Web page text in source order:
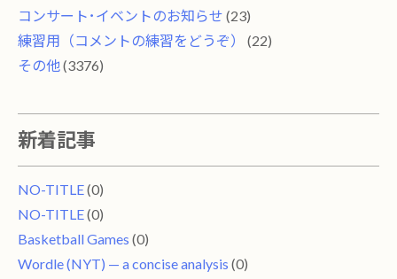
コンサート･イベントのお知らせ (23)
練習用（コメントの練習をどうぞ）
(22)
その他 (3376)
新着記事
NO-TITLE(0)
NO-TITLE(0)
Basketball Games (0)
Wordle (NYT) — a concise analysis (0)